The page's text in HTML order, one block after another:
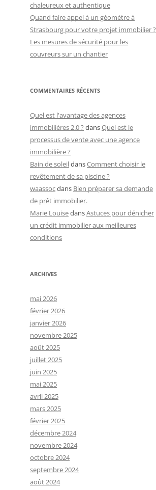
chaleureux et authentique
Quand faire appel à un géomètre à
Strasbourg pour votre projet immobilier ?
Les mesures de sécurité pour les
couvreurs sur un chantier
COMMENTAIRES RÉCENTS
Quel est l'avantage des agences
immobilières 2.0 ? dansQuel est le
processus de vente avec une agence
immobilière ?
Bain de soleildansComment choisir le
revêtement de sa piscine ?
waassocdans Bien préparer sa demande
de prêt immobilier.
Marie LouisedansAstuces pour dénicher
un crédit immobilier aux meilleures
conditions
ARCHIVES
mai 2026
février 2026
janvier 2026
novembre 2025
août 2025
juillet 2025
juin 2025
mai 2025
avril 2025
mars 2025
février 2025
décembre 2024
novembre 2024
octobre 2024
septembre 2024
août 2024